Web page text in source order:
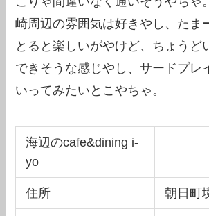
崎周辺の雰囲気は好きやし、たま
とると楽しいがやけど、ちょうど
できそうな感じやし、サードプレ
いってみたいとこやちゃ。
海辺のcafe&dining i-
yo
住所 朝日町